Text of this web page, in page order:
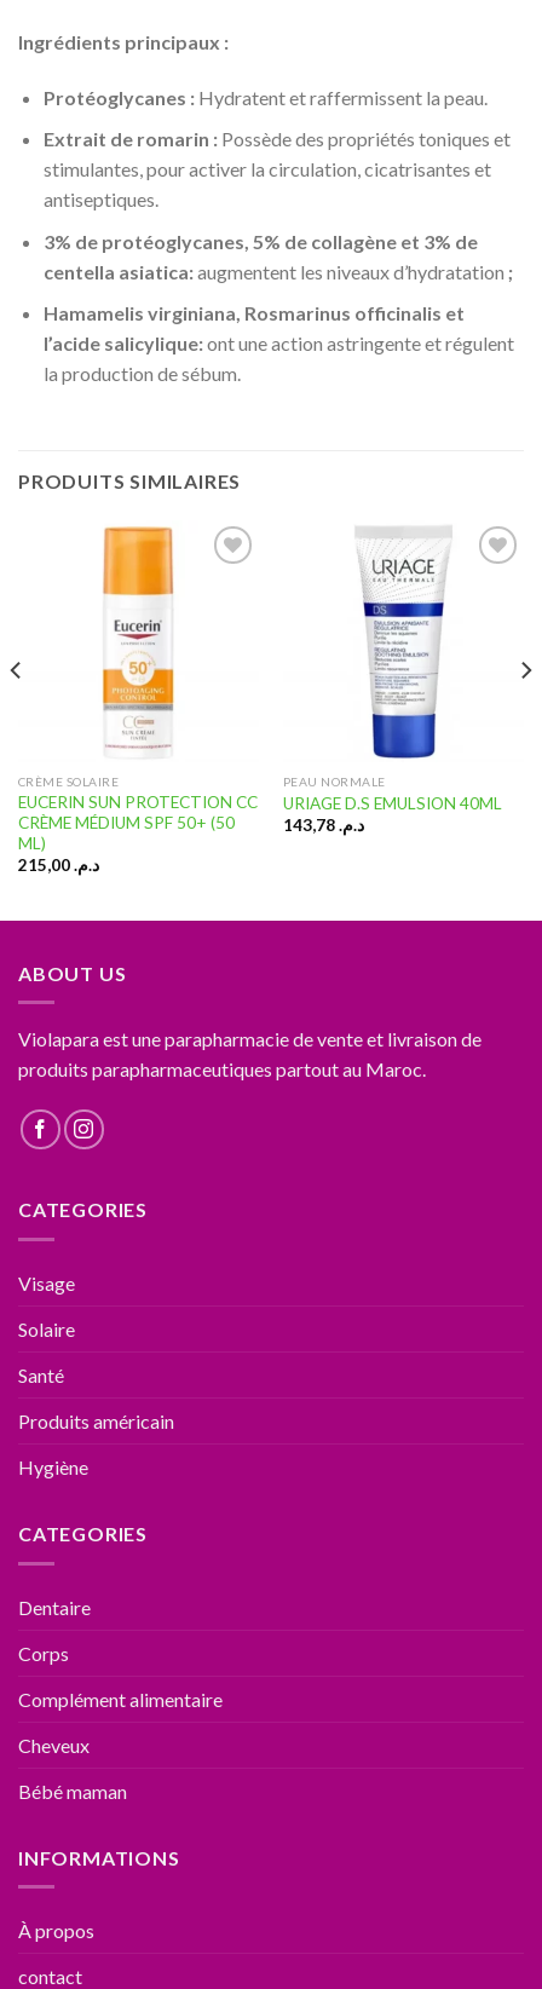
Ingrédients principaux :
Protéoglycanes :Hydratent et raffermissent la peau.
Extrait de romarin :Possède des propriétés toniques et
stimulantes, pour activer la circulation, cicatrisantes et
antiseptiques.
3% de protéoglycanes, 5% de collagène et 3% de
centella asiatica:augmentent les niveaux d’hydratation ;
Hamamelis virginiana, Rosmarinus officinalis et
l’acide salicylique:ont une action astringente et régulent
la production de sébum.
PRODUITS SIMILAIRES
CRÈME SOLAIRE
EUCERIN SUN PROTECTION CC
CRÈME MÉDIUM SPF 50+ (50
ML)
د.م.215,00
PEAU NORMALE
URIAGE D.S EMULSION 40ML
د.م.143,78
ABOUT US
Violapara est une parapharmacie de vente et livraison de
produits parapharmaceutiques partout au Maroc.
CATEGORIES
Visage
Solaire
Santé
Produits américain
Hygiène
CATEGORIES
Dentaire
Corps
Complément alimentaire
Cheveux
Bébé maman
INFORMATIONS
À propos
contact